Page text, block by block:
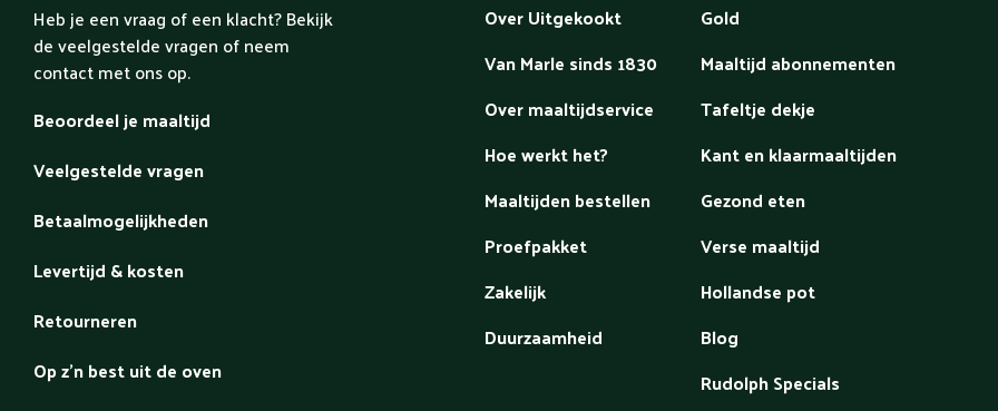
Heb je een vraag of een klacht? Bekijk
de veelgestelde vragen of neem
contact met ons op.
Beoordeel je maaltijd
Veelgestelde vragen
Betaalmogelijkheden
Levertijd & kosten
Retourneren
Op z'n best uit de oven
Over Uitgekookt
Van Marle sinds 1830
Over maaltijdservice
Hoe werkt het?
Maaltijden bestellen
Proefpakket
Zakelijk
Duurzaamheid
Gold
Maaltijd abonnementen
Tafeltje dekje
Kant en klaarmaaltijden
Gezond eten
Verse maaltijd
Hollandse pot
Blog
Rudolph Specials